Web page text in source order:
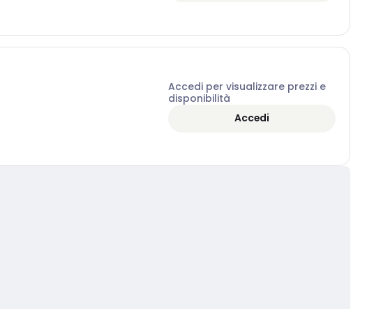
Accedi per visualizzare prezzi e
disponibilità
Accedi